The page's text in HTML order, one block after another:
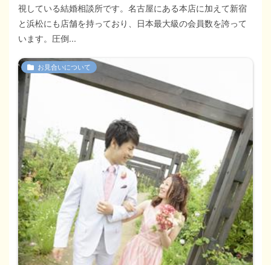
視している結婚相談所です。名古屋にある本店に加えて新宿
と浜松にも店舗を持っており、日本最大級の会員数を誇って
います。圧倒...
お見合いについて